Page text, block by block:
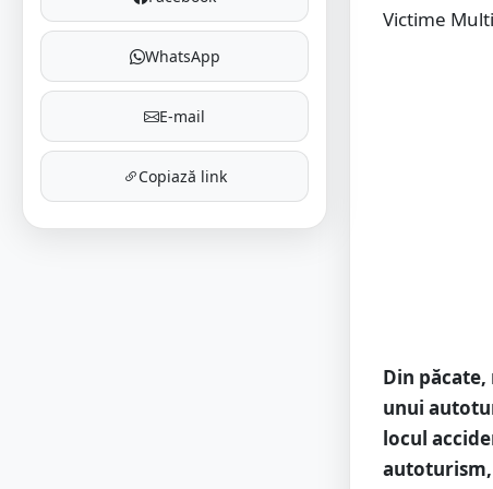
WhatsApp
E-mail
Copiază link
Victime
Din
unui
locul